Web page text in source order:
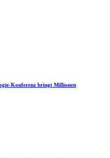
Konferenz bringt Millionen